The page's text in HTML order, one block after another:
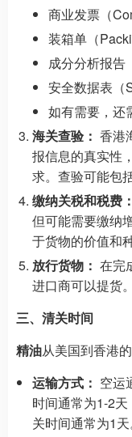
商业发票（
装箱单（
成分分析报告
安全数据表（
如有需要，还
海关查验： 香港
报信息的真实性
求。查验可能包
缴纳关税和税费：
但可能需要缴纳
于货物的价值和种
放行货物： 在完
进口商可以提货。
三、清关时间
精油从美国到香港
运输方式： 空运
时间通常为1-2
关时间通常为1天